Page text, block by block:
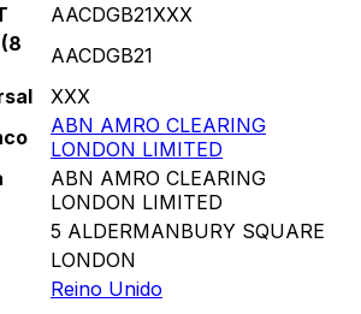
AACDGB21XXX
AACDGB21
XXX
ABN AMRO CLEARING
LONDON LIMITED
ABN AMRO CLEARING
LONDON LIMITED
5 ALDERMANBURY SQUARE
LONDON
Reino Unido